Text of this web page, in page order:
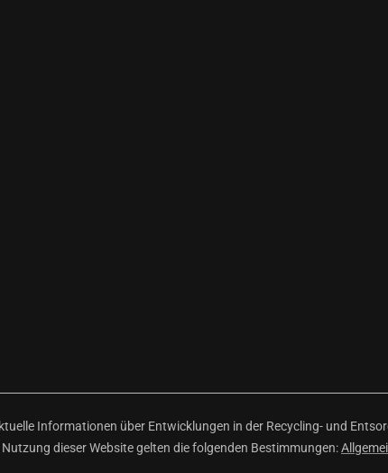
Informationen über Entwicklungen in der Recycling- und
Nutzung dieser Website gelten die folgenden Bestimmungen: